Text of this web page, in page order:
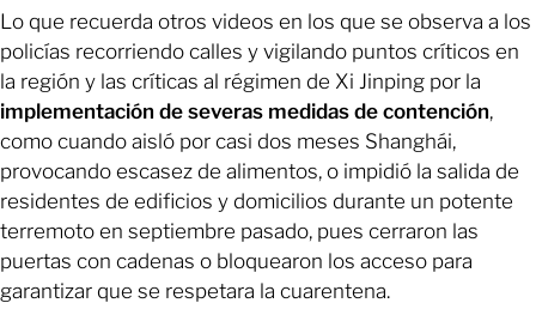
Lo que recuerda otros videos en los que se observa a los
policías recorriendo calles y vigilando puntos críticos en
la región y las críticas al régimen de Xi Jinping por la
implementación de severas medidas de contención,
como cuando aisló por casi dos meses Shanghái,
provocando escasez de alimentos, o impidió la salida de
residentes de edificios y domicilios durante un potente
terremoto en septiembre pasado, pues cerraron las
puertas con cadenas o bloquearon los acceso para
garantizar que se respetara la cuarentena.